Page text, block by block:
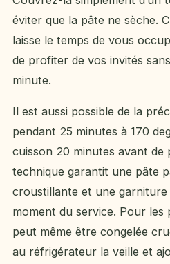
éviter que la pâte ne sèche.
laisse le temps de vous
de profiter de vos invités
minute.
Il est aussi possible de la
pendant 25 minutes à 170
cuisson 20 minutes avant de
technique garantit une pâte
croustillante et une
moment du service. Pour
peut même être congelée
au réfrigérateur la veille et